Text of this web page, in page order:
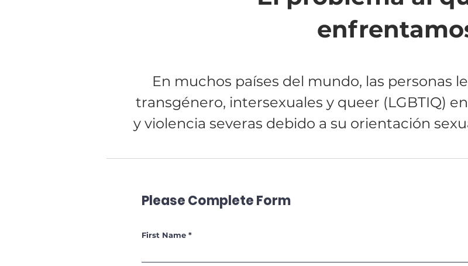
En muchos países del mundo, las personas
transgénero, intersexuales y queer (LGBTIQ)
y violencia severas debido a su orientación
Please Complete Form
First Name